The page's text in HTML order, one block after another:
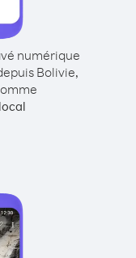
numérique
Bolivie,